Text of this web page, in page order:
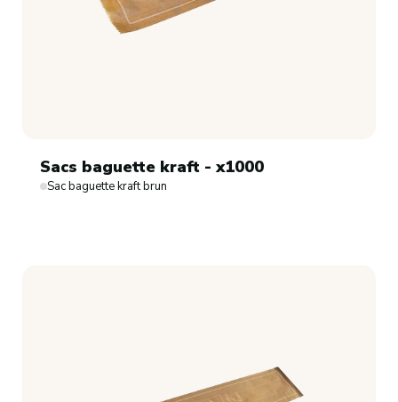
Sacs baguette kraft - x1000
Sac baguette kraft brun